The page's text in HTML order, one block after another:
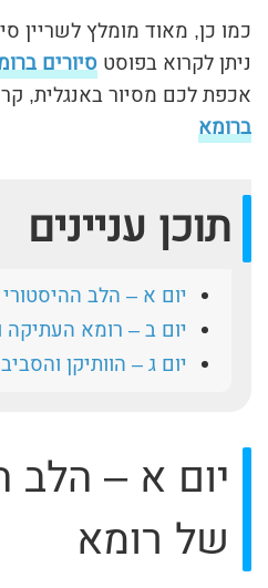
כמו כן, מאוד מומלץ לשריין
ניתן לקרוא בפוסט סיורים
אכפת לכם מסיור באנגלית,
ברומא
תוכן עניינים
יום א – הלב
יום ב – רומא העתיקה
יום ג – הוותיקן
יום א – הלב
של רומא